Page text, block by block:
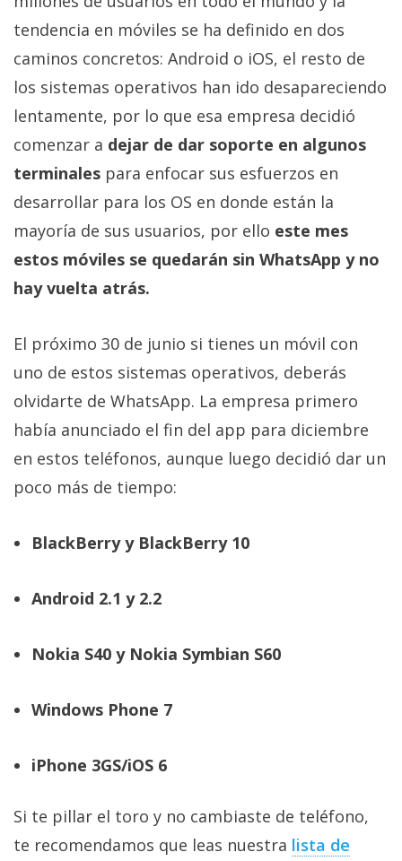
Más
temas
Sorteos
Foros
Contacto
/
Sobre
nosotros
/
Publicidad
Cambiar
opciones
de
/
Aviso
Legal
El medio de
comunicación
todas las
móviles,
informática,
videojuegos,
trucos y
tutoriales.
El Grupo
Informático
(CC) 2006-
tendencia en móviles se ha definido en dos
caminos concretos: Android o iOS, el resto de
los sistemas operativos han ido desapareciendo
lentamente, por lo que esa empresa decidió
comenzar a dejar de dar soporte en algunos
terminales para enfocar sus esfuerzos en
desarrollar para los OS en donde están la
mayoría de sus usuarios, por ello este mes
estos móviles se quedarán sin WhatsApp y no
hay vuelta atrás.
El próximo 30 de junio si tienes un móvil con
uno de estos sistemas operativos, deberás
olvidarte de WhatsApp. La empresa primero
había anunciado el fin del app para diciembre
en estos teléfonos, aunque luego decidió dar un
poco más de tiempo:
BlackBerry y BlackBerry 10
Android 2.1 y 2.2
Nokia S40 y Nokia Symbian S60
Windows Phone 7
iPhone 3GS/iOS 6
Si te pillar el toro y no cambiaste de teléfono,
te recomendamos que leas nuestra lista de